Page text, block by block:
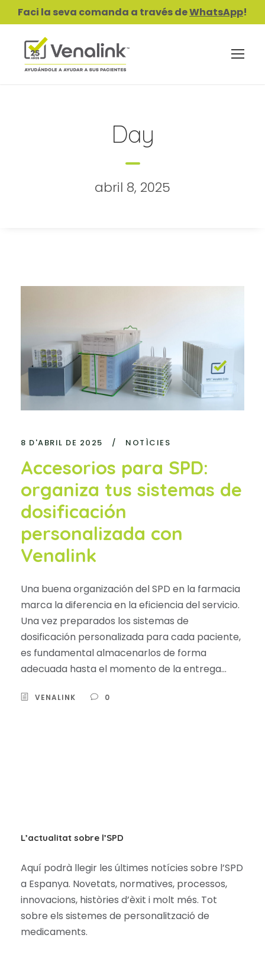
Faci la seva comanda a través deWhatsApp!
Day
abril 8, 2025
8 D'ABRIL DE 2025 / NOTÌCIES
Accesorios para SPD:
organiza tus sistemas de
dosificación
personalizada con
Venalink
Una buena organización del SPD en la farmacia
marca la diferencia en la eficiencia del servicio.
Una vez preparados los sistemas de
dosificación personalizada para cada paciente,
es fundamental almacenarlos de forma
adecuada hasta el momento de la entrega...
VENALINK 0
L’actualitat sobre l’SPD
Aquí podrà llegir les últimes notícies sobre l’SPD
a Espanya. Novetats, normatives, processos,
innovacions, històries d’èxit i molt més. Tot
sobre els sistemes de personalització de
medicaments.